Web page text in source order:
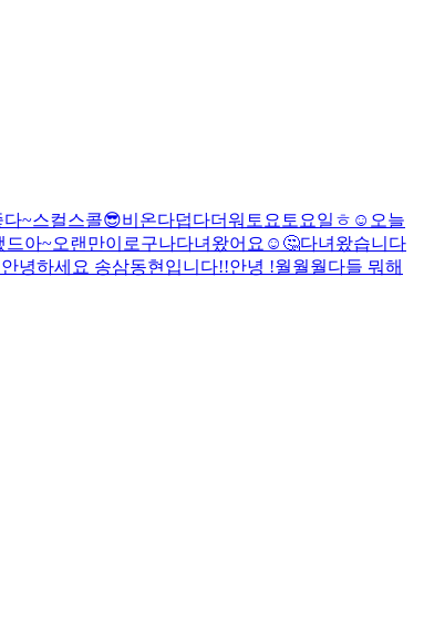
다~스컬스콜😎비온다덥다더워 토요토요일 ㅎ ☺️ 오늘
드아~오랜만이로구나다녀왔어요☺️ 🤔다녀왔습니다
안녕하세요 송삼동현입니다!!안녕 !월월월다들 뭐해